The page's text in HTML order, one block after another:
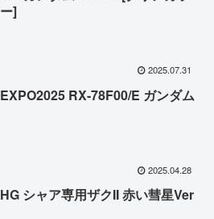
ー]
2025.07.31
EXPO2025 RX-78F00/E ガンダム
2025.04.28
HG シャア専用ザクII 赤い彗星Ver